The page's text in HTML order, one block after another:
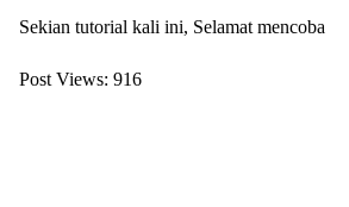
Sekian tutorial kali ini, Selamat mencoba
Post Views: 916